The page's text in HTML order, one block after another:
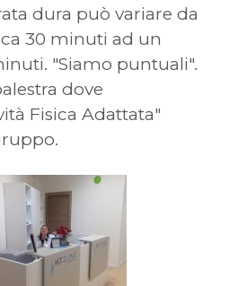
dura può variare da
30 minuti ad un
"Siamo puntuali".
dove
Fisica Adattata"